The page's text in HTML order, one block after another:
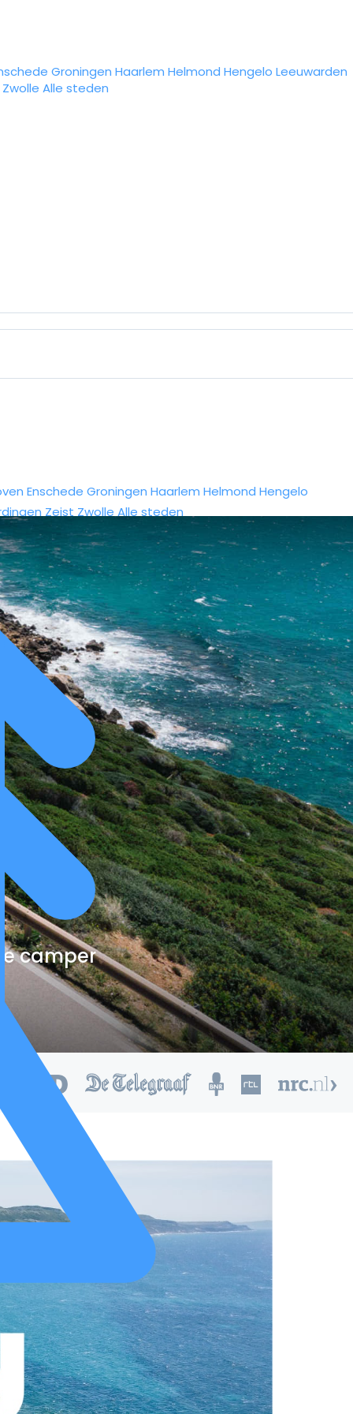
Groningen Haarlem Helmond Hengelo Leeuwarden
Zwolle Alle steden
Enschede Groningen Haarlem Helmond Hengelo
Zeist Zwolle Alle steden
camper